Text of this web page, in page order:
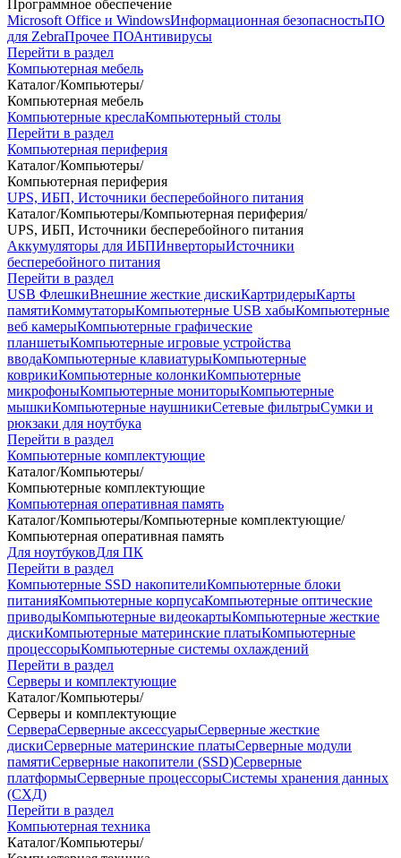
Программное обеспечение
Microsoft Office и WindowsИнформационная безопасностьПО
для ZebraПрочее ПОАнтивирусы
Перейти в раздел
Компьютерная мебель
Каталог/Компьютеры/
Компьютерная мебель
Компьютерные креслаКомпьютерный столы
Перейти в раздел
Компьютерная периферия
Каталог/Компьютеры/
Компьютерная периферия
UPS, ИБП, Источники бесперебойного питания
Каталог/Компьютеры/Компьютерная периферия/
UPS, ИБП, Источники бесперебойного питания
Аккумуляторы для ИБПИнверторыИсточники
бесперебойного питания
Перейти в раздел
USB ФлешкиВнешние жесткие дискиКартридерыКарты
памятиКоммутаторыКомпьютерные USB хабыКомпьютерные
веб камерыКомпьютерные графические
планшетыКомпьютерные игровые устройства
вводаКомпьютерные клавиатурыКомпьютерные
коврикиКомпьютерные колонкиКомпьютерные
микрофоныКомпьютерные мониторыКомпьютерные
мышкиКомпьютерные наушникиСетевые фильтрыСумки и
рюкзаки для ноутбука
Перейти в раздел
Компьютерные комплектующие
Каталог/Компьютеры/
Компьютерные комплектующие
Компьютерная оперативная память
Каталог/Компьютеры/Компьютерные комплектующие/
Компьютерная оперативная память
Для ноутбуковДля ПК
Перейти в раздел
Компьютерные SSD накопителиКомпьютерные блоки
питанияКомпьютерные корпусаКомпьютерные оптические
приводыКомпьютерные видеокартыКомпьютерные жесткие
дискиКомпьютерные материнские платыКомпьютерные
процессорыКомпьютерные системы охлаждений
Перейти в раздел
Серверы и комплектующие
Каталог/Компьютеры/
Серверы и комплектующие
СервераСерверные аксессуарыСерверные жесткие
дискиСерверные материнские платыСерверные модули
памятиСерверные накопители (SSD)Серверные
платформыСерверные процессорыСистемы хранения данных
(СХД)
Перейти в раздел
Компьютерная техника
Каталог/Компьютеры/